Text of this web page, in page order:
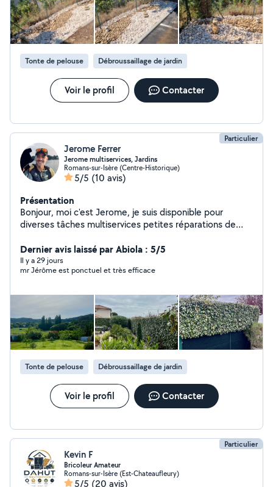
Tonte de pelouse Débroussaillage de jardin
Voir le profil Contacter
Particulier
Jerome Ferrer
Jerome multiservices, Jardins
Romans-sur-Isère (Centre-Historique)
5/5 (10 avis)
Présentation
Bonjour, moi c'est Jerome, je suis disponible pour
diverses tâches multiservices petites réparations de
meubles et déménagement aide à la personne .. je suis
disponible vendredi après-midi et les week-ends.
Dernier avis laissé par Abiola : 5/5
Il y a 29 jours
mr Jérôme est ponctuel et très efficace
Tonte de pelouse Débroussaillage de jardin
Voir le profil Contacter
Particulier
Kevin F
Bricoleur Amateur
Romans-sur-Isère (Est-Chateaufleury)
5/5 (20 avis)